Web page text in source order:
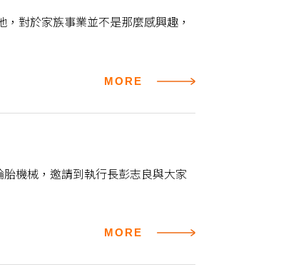
對於家族事業並不是那麼感興趣，
MORE
機械，邀請到執行長彭志良與大家
MORE